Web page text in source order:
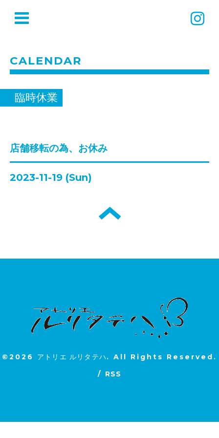
CALENDAR
臨時休業
店舗移転の為、お休み
2023-11-19 (Sun)
©2026 アトリエ ルリタテハ. All Rights Reserved.
/ RSS